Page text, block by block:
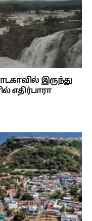
இருந்து
எதிர்பாரா